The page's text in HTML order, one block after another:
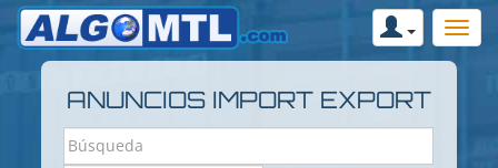
ANUNCIOS IMPORT EXPORT